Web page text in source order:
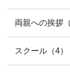
両親への挨拶
スクール（4）